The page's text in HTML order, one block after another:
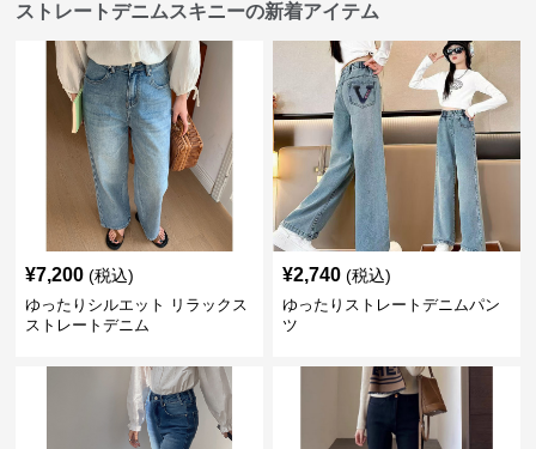
ストレートデニムスキニーの新着アイテム
¥7,200 (税込)
ゆったりシルエット リラックス
ストレートデニム
¥2,740 (税込)
ゆったりストレートデニムパン
ツ